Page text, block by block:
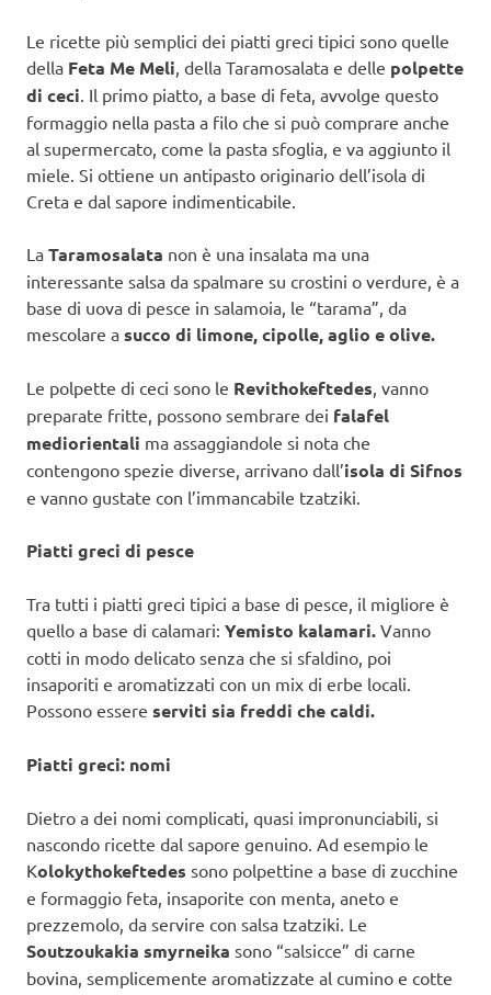
Le ricette più semplici dei piatti greci tipici sono quelle
della Feta Me Meli , della Taramosalata e delle polpette
di ceci . Il primo piatto, a base di feta, avvolge questo
formaggio nella pasta a filo che si può comprare anche
al supermercato, come la pasta sfoglia, e va aggiunto il
miele. Si ottiene un antipasto originario dell’isola di
Creta e dal sapore indimenticabile.
La Taramosalata non è una insalata ma una
interessante salsa da spalmare su crostini o verdure, è a
base di uova di pesce in salamoia, le “tarama”, da
mescolare a succo di limone, cipolle, aglio e olive.
Le polpette di ceci sono le Revithokeftedes , vanno
preparate fritte, possono sembrare dei falafel
mediorientali ma assaggiandole si nota che
contengono spezie diverse, arrivano dall’isola di Sifnos
e vanno gustate con l’immancabile tzatziki.
Piatti greci di pesce
Tra tutti i piatti greci tipici a base di pesce, il migliore è
quello a base di calamari: Yemisto kalamari. Vanno
cotti in modo delicato senza che si sfaldino, poi
insaporiti e aromatizzati con un mix di erbe locali.
Possono essere serviti sia freddi che caldi.
Piatti greci: nomi
Dietro a dei nomi complicati, quasi impronunciabili, si
nascondo ricette dal sapore genuino. Ad esempio le
Kolokythokeftedes sono polpettine a base di zucchine
e formaggio feta, insaporite con menta, aneto e
prezzemolo, da servire con salsa tzatziki. Le
Soutzoukakia smyrneika sono “salsicce” di carne
bovina, semplicemente aromatizzate al cumino e cotte